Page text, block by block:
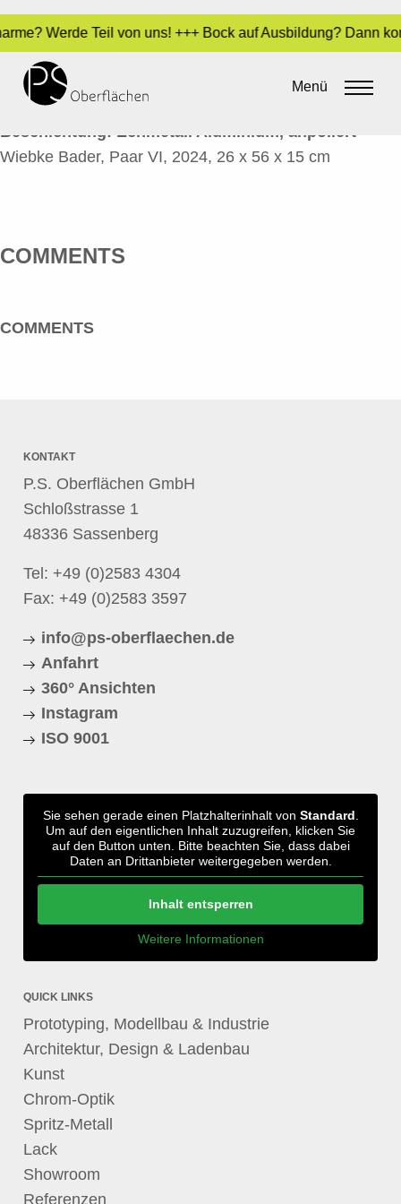
Werde Teil von uns! +++ Bock auf Ausbildung?
Menü
PAAR VI 1
Sara Dari•11. Juni 2024
Beschichtung: Echmetall Aluminium, anpoliert
Wiebke Bader, Paar VI, 2024, 26 x 56 x 15 cm
COMMENTS
COMMENTS
KONTAKT
P.S. Oberflächen GmbH
Schloßstrasse 1
48336 Sassenberg
Tel: +49 (0)2583 4304
Fax: +49 (0)2583 3597
info@ps-oberflaechen.de
Anfahrt
360° Ansichten
Instagram
ISO 9001
Sie sehen gerade einen Platzhalterinhalt von Standard
Um auf den eigentlichen Inhalt zuzugreifen, klicken Sie
auf den Button unten. Bitte beachten Sie, dass dabei
Daten an Drittanbieter weitergegeben werden.
Inhalt entsperren
Weitere Informationen
QUICK LINKS
Prototyping, Modellbau & Industrie
Architektur, Design & Ladenbau
Kunst
Chrom-Optik
Spritz-Metall
Lack
Showroom
Referenzen